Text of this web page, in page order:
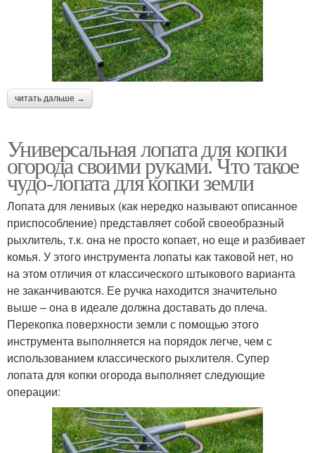
читать дальше →
Универсальная лопата для копки
огорода своими руками. Что такое
чудо-лопата для копки земли
Лопата для ленивых (как нередко называют описанное
приспособление) представляет собой своеобразный
рыхлитель, т.к. она не просто копает, но еще и разбивает
комья. У этого инструмента лопаты как таковой нет, но
на этом отличия от классического штыкового варианта
не заканчиваются. Ее ручка находится значительно
выше – она в идеале должна доставать до плеча.
Перекопка поверхности земли с помощью этого
инструмента выполняется на порядок легче, чем с
использованием классического рыхлителя. Супер
лопата для копки огорода выполняет следующие
операции: